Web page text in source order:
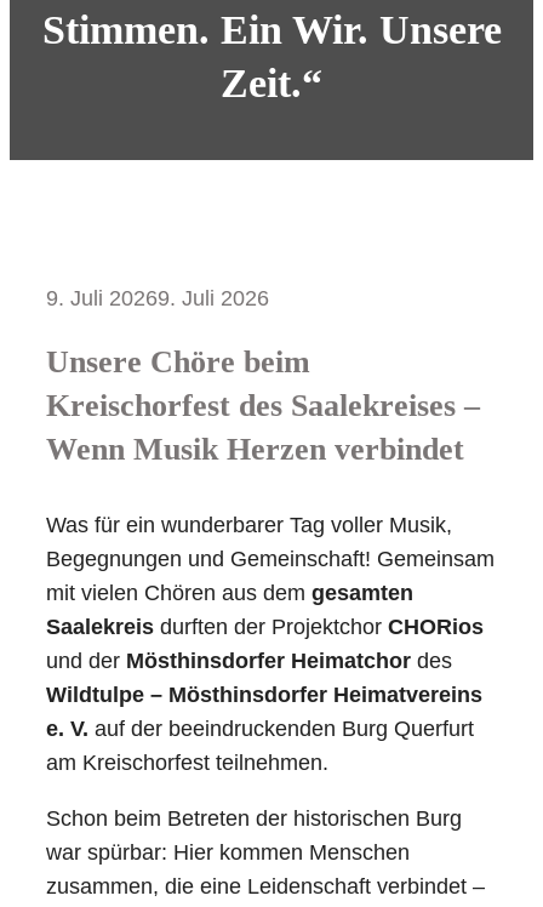
Stimmen. Ein Wir. Unsere
Zeit.“
9. Juli 20269. Juli 2026
Unsere Chöre beim
Kreischorfest des Saalekreises –
Wenn Musik Herzen verbindet
Was für ein wunderbarer Tag voller Musik,
Begegnungen und Gemeinschaft! Gemeinsam
mit vielen Chören aus dem gesamten
Saalekreis durften der Projektchor CHORios
und der Mösthinsdorfer Heimatchor des
Wildtulpe – Mösthinsdorfer Heimatvereins
e. V. auf der beeindruckenden Burg Querfurt
am Kreischorfest teilnehmen.
Schon beim Betreten der historischen Burg
war spürbar: Hier kommen Menschen
zusammen, die eine Leidenschaft verbindet –